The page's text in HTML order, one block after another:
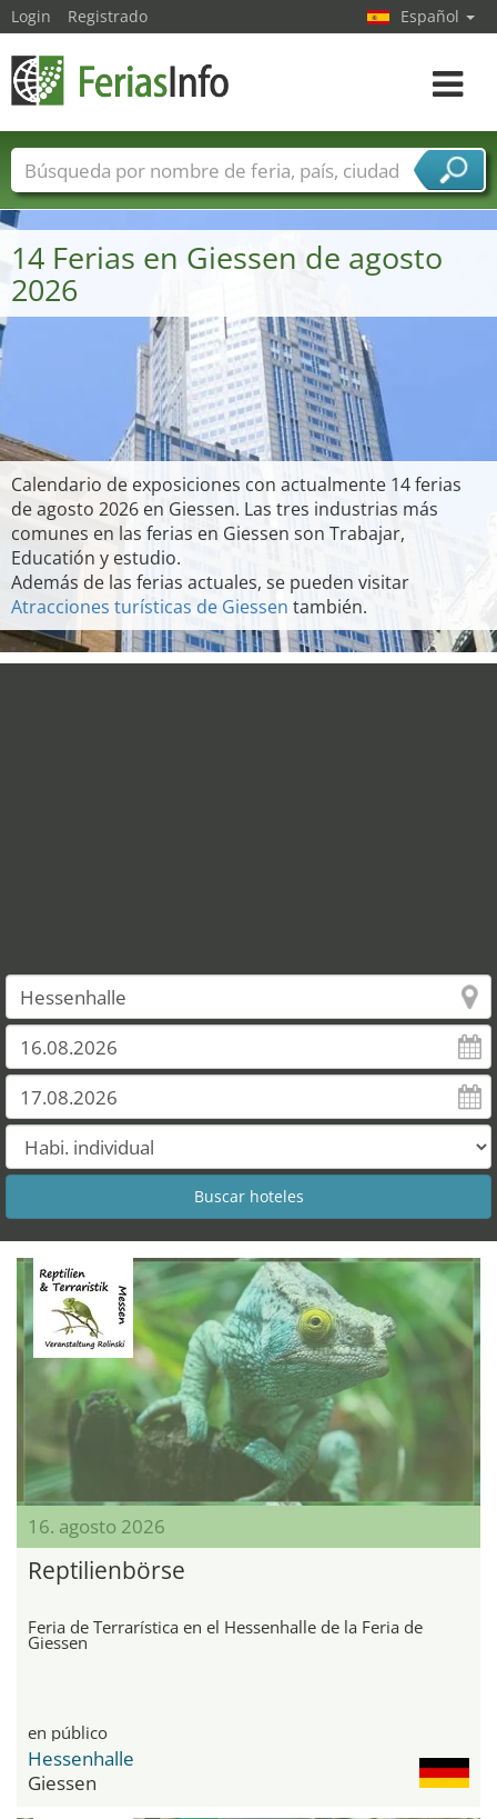
14 Ferias en Giessen de agosto
2026
Calendario de exposiciones con actualmente 14 ferias
de agosto 2026 en Giessen. Las tres industrias más
comunes en las ferias en Giessen son Trabajar,
Educatión y estudio.
Además de las ferias actuales, se pueden visitar
Atracciones turísticas de Giessen también.
16. agosto 2026
Reptilienbörse
Feria de Terrarística en el Hessenhalle de la Feria de
Giessen
en público
Hessenhalle
Giessen
Login Registrado Español
toggle
Nombres de ferias Países
Ciudades
Sectores de ferias
Sectores de proveedor de servicios